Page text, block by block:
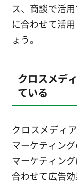
ス、商談で活
に合わせて活
ょう。
クロスメデ
ている
クロスメディ
マーケティン
マーケティン
合わせて広告